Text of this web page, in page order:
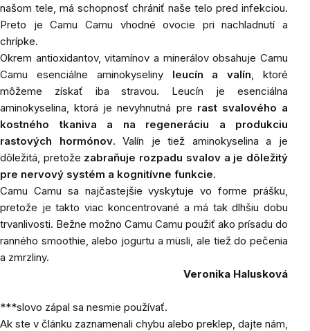
našom tele, má schopnosť chrániť naše telo pred infekciou.
Preto je Camu Camu vhodné ovocie pri nachladnutí a
chrípke.
Okrem antioxidantov, vitamínov a minerálov obsahuje Camu
Camu esenciálne aminokyseliny leucín a valín , ktoré
môžeme získať iba stravou. Leucín je esenciálna
aminokyselina, ktorá je nevyhnutná pre rast svalového a
kostného tkaniva a na regeneráciu a produkciu
rastových hormónov. Valín je tiež aminokyselina a je
dôležitá, pretože zabraňuje rozpadu svalov a je dôležitý
pre nervový systém a kognitívne funkcie.
Camu Camu sa najčastejšie vyskytuje vo forme prášku,
pretože je takto viac koncentrované a má tak dlhšiu dobu
trvanlivosti. Bežne možno Camu Camu použiť ako prísadu do
ranného smoothie, alebo jogurtu a müsli, ale tiež do pečenia
a zmrzliny.
Veronika Halusková
***slovo zápal sa nesmie používať.
Ak ste v článku zaznamenali chybu alebo preklep, dajte nám,